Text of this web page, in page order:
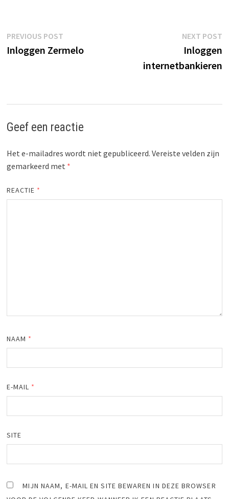
Berichtnavigatie
PREVIOUS POSTPrevious
post:
Inloggen Zermelo
NEXT POST
Inloggen
internetbankieren
Geef een reactie
Het e-mailadres wordt niet gepubliceerd. Vereiste velden zijn
gemarkeerd met *
REACTIE *
NAAM *
E-MAIL *
SITE
MIJN NAAM, E-MAIL EN SITE BEWAREN IN DEZE BROWSER